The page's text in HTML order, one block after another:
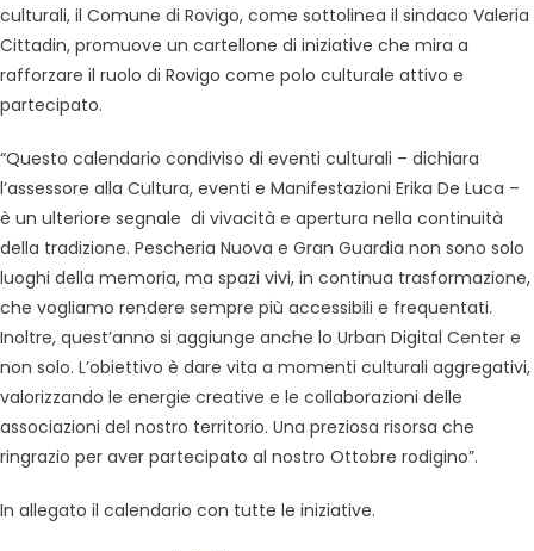
culturali, il Comune di Rovigo, come sottolinea il sindaco Valeria
Cittadin, promuove un cartellone di iniziative che mira a
rafforzare il ruolo di Rovigo come polo culturale attivo e
partecipato.
“Questo calendario condiviso di eventi culturali – dichiara
l’assessore alla Cultura, eventi e Manifestazioni Erika De Luca –
è un ulteriore segnale di vivacità e apertura nella continuità
della tradizione. Pescheria Nuova e Gran Guardia non sono solo
luoghi della memoria, ma spazi vivi, in continua trasformazione,
che vogliamo rendere sempre più accessibili e frequentati.
Inoltre, quest’anno si aggiunge anche lo Urban Digital Center e
non solo. L’obiettivo è dare vita a momenti culturali aggregativi,
valorizzando le energie creative e le collaborazioni delle
associazioni del nostro territorio. Una preziosa risorsa che
ringrazio per aver partecipato al nostro Ottobre rodigino”.
In allegato il calendario con tutte le iniziative.